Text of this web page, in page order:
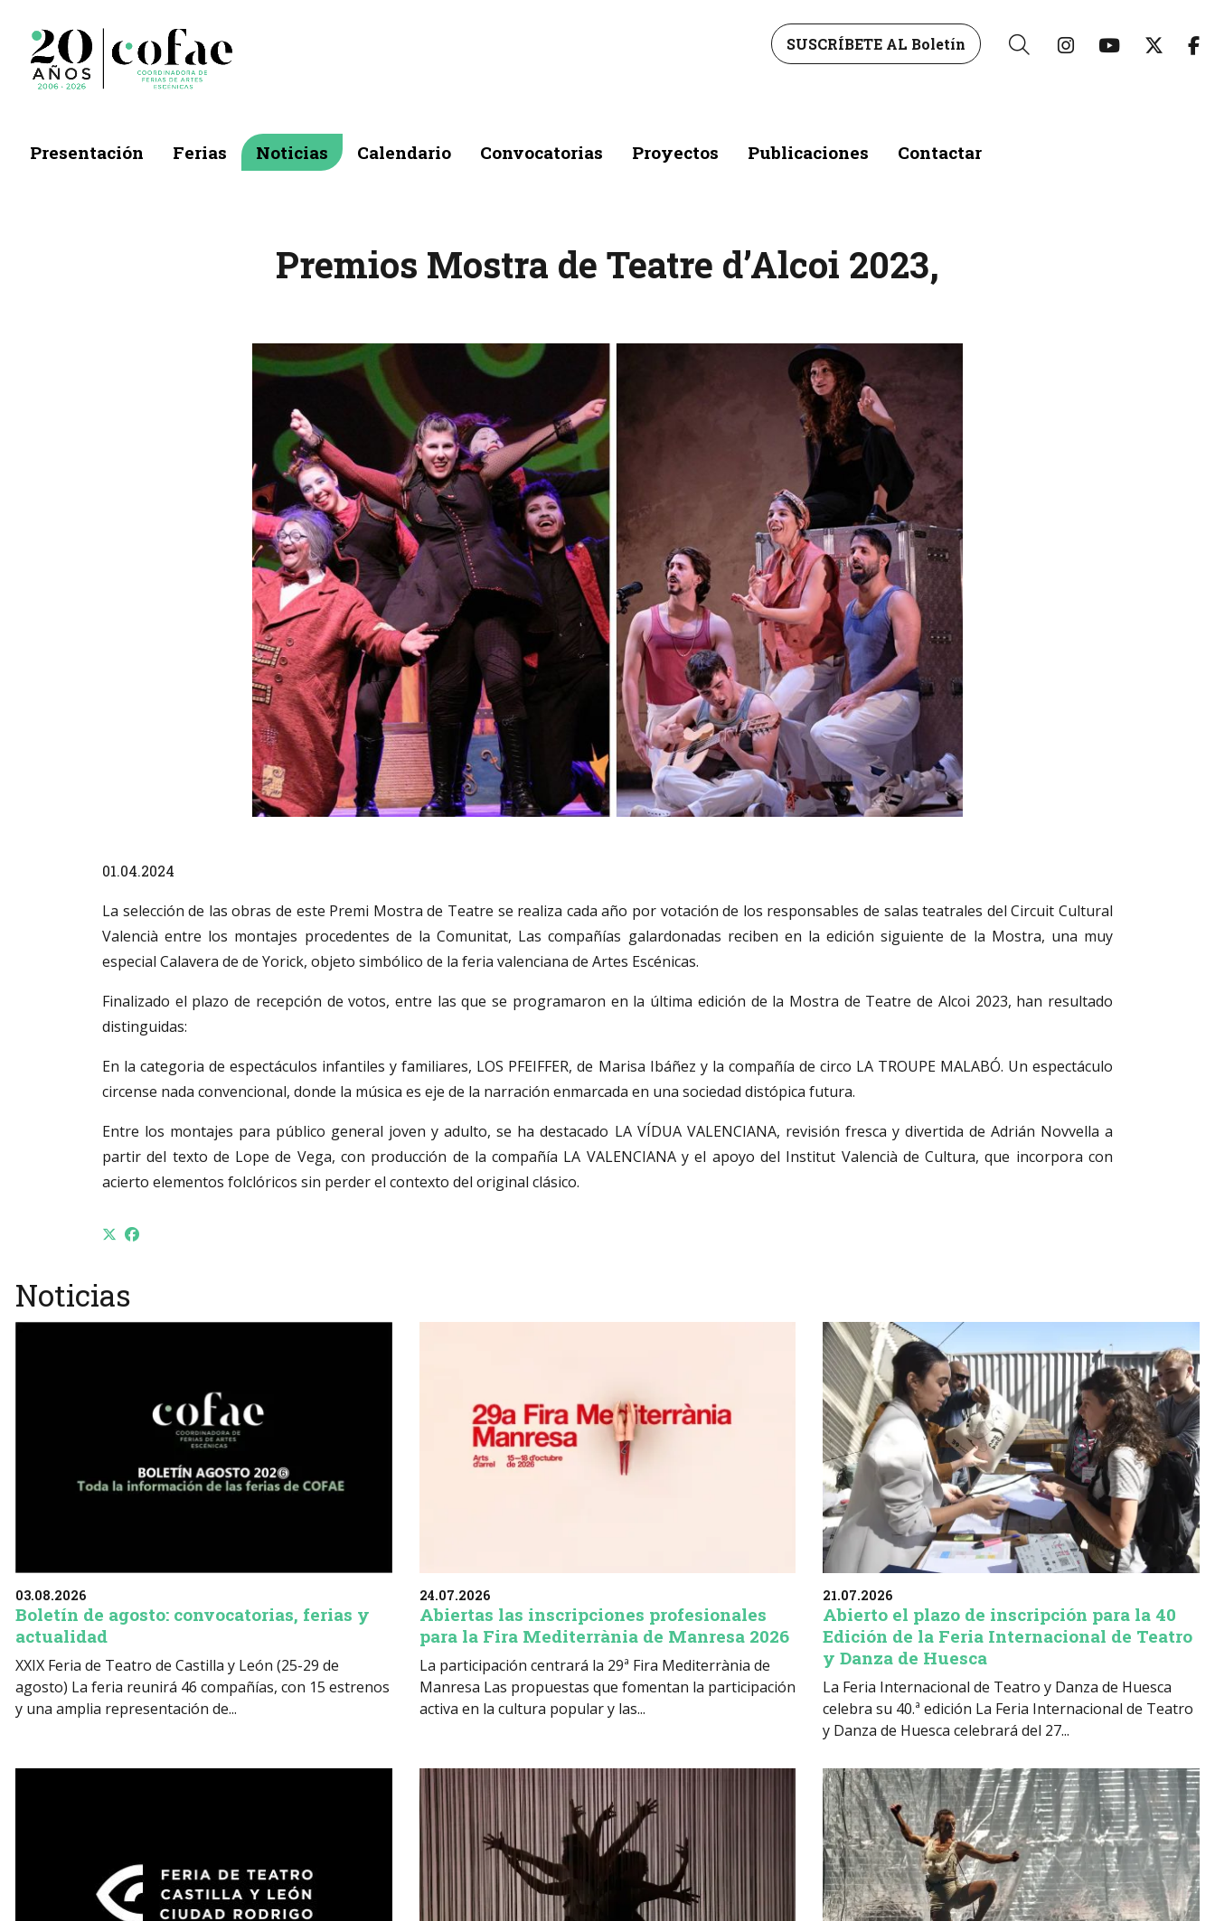
Link aLink a
SUSCRÍBETE AL Boletín
Presentación Ferias Noticias Calendario Convocatorias Proyectos Publicaciones Contactar
Premios Mostra de Teatre d’Alcoi 2023,
01.04.2024
La selección de las obras de este Premi Mostra de Teatre se realiza cada año por votación de los responsables de salas teatrales del Circuit Cultural
Valencià entre los montajes procedentes de la Comunitat, Las compañías galardonadas reciben en la edición siguiente de la Mostra, una muy
especial Calavera de de Yorick, objeto simbólico de la feria valenciana de Artes Escénicas.
Finalizado el plazo de recepción de votos, entre las que se programaron en la última edición de la Mostra de Teatre de Alcoi 2023, han resultado
distinguidas:
En la categoria de espectáculos infantiles y familiares, LOS PFEIFFER, de Marisa Ibáñez y la compañía de circo LA TROUPE MALABÓ. Un espectáculo
circense nada convencional, donde la música es eje de la narración enmarcada en una sociedad distópica futura.
Entre los montajes para público general joven y adulto, se ha destacado LA VÍDUA VALENCIANA, revisión fresca y divertida de Adrián Novvella a
partir del texto de Lope de Vega, con producción de la compañía LA VALENCIANA y el apoyo del Institut Valencià de Cultura, que incorpora con
acierto elementos folclóricos sin perder el contexto del original clásico.
Noticias
03.08.2026
Boletín de agosto: convocatorias, ferias y
actualidad
XXIX Feria de Teatro de Castilla y León (25-29 de
agosto) La feria reunirá 46 compañías, con 15 estrenos
y una amplia representación de...
24.07.2026
Abiertas las inscripciones profesionales
para la Fira Mediterrània de Manresa 2026
La participación centrará la 29ª Fira Mediterrània de
Manresa Las propuestas que fomentan la participación
activa en la cultura popular y las...
21.07.2026
Abierto el plazo de inscripción para la 40
Edición de la Feria Internacional de Teatro
y Danza de Huesca
La Feria Internacional de Teatro y Danza de Huesca
celebra su 40.ª edición La Feria Internacional de Teatro
y Danza de Huesca celebrará del 27...